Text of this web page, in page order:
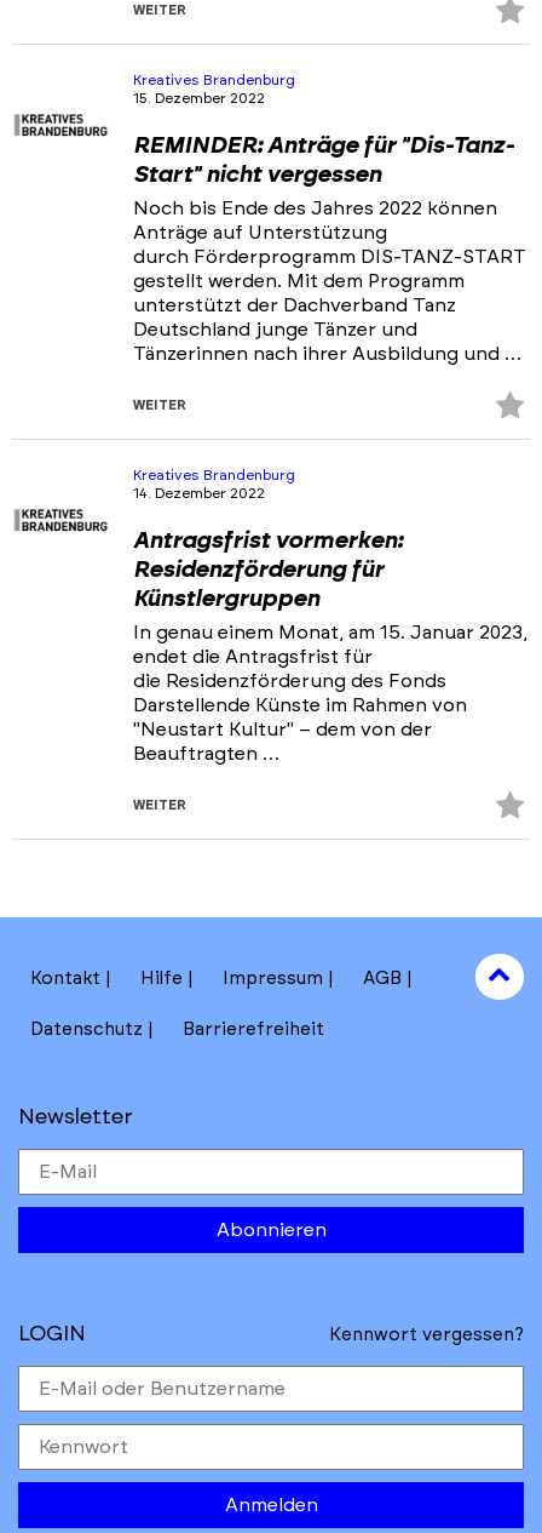
WEITER
Kreatives Brandenburg
15. Dezember 2022
REMINDER: Anträge für "Dis-Tanz-
Start" nicht vergessen
Noch bis Ende des Jahres 2022 können
Anträge auf Unterstützung
durch Förderprogramm DIS-TANZ-START
gestellt werden. Mit dem Programm
unterstützt der Dachverband Tanz
Deutschland junge Tänzer und
Tänzerinnen nach ihrer Ausbildung und …
WEITER
Kreatives Brandenburg
14. Dezember 2022
Antragsfrist vormerken:
Residenzförderung für
Künstlergruppen
In genau einem Monat, am 15. Januar 2023,
endet die Antragsfrist für
die Residenzförderung des Fonds
Darstellende Künste im Rahmen von
"Neustart Kultur" – dem von der
Beauftragten …
WEITER
Kontakt Hilfe Impressum AGB
Datenschutz Barrierefreiheit
Newsletter
Abonnieren
to
top
LOGIN Kennwort vergessen?
Anmelden